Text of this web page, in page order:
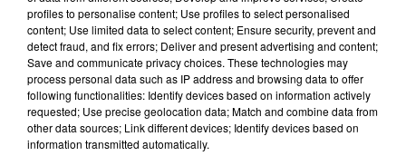
écoles rénovées à Dijon
Alors que la rentrée scolaire a lieu
ce lundi 2 septembre, la mairie de
Dijon a présenté la semaine
dernière les travaux réalisés dans
profiles to personalise content; Use profiles to select personalised
content; Use limited data to select content; Ensure security, prevent and
detect fraud, and fix errors; Deliver and present advertising and content;
Save and communicate privacy choices. These technologies may
process personal data such as IP address and browsing data to offer
following functionalities: Identify devices based on information actively
requested; Use precise geolocation data; Match and combine data from
other data sources; Link different devices; Identify devices based on
information transmitted automatically.